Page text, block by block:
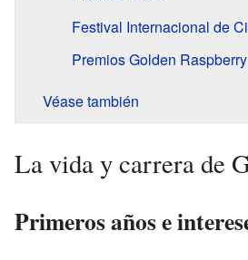
Festival Internacional de
Premios Golden Raspberry
Véase también
La vida y carrera de
Primeros años e